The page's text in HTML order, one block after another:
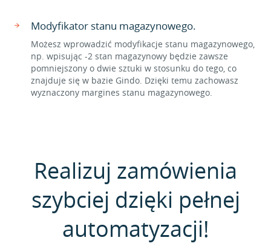
Modyfikator stanu magazynowego.
Możesz wprowadzić modyfikacje stanu magazynowego,
np. wpisując -2 stan magazynowy będzie zawsze
pomniejszony o dwie sztuki w stosunku do tego, co
znajduje się w bazie Gindo. Dzięki temu zachowasz
wyznaczony margines stanu magazynowego.
Realizuj zamówienia
szybciej dzięki pełnej
automatyzacji!